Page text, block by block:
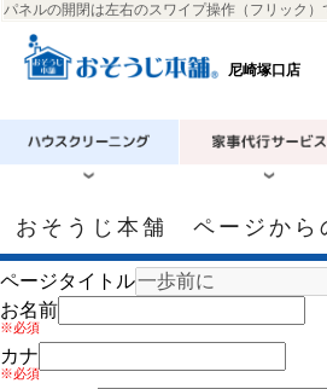
パネルの開閉は左右のスワイプ操作（フリック
尼崎塚口店
おそうじ本舗 ページから
ページタイトル
お名前
※必須
カナ
※必須